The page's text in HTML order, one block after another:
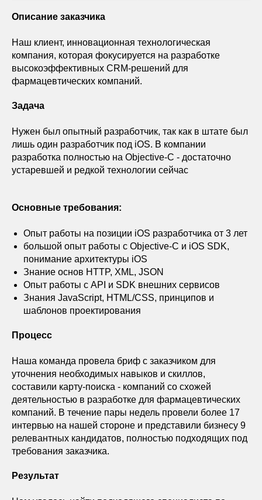
Описание заказчика
Наш клиент, инновационная технологическая
компания, которая фокусируется на разработке
высокоэффективных CRM-решений для
фармацевтических компаний.
Задача
Нужен был опытный разработчик, так как в штате был
лишь один разработчик под iOS. В компании
разработка полностью на Objective-C - достаточно
устаревшей и редкой технологии сейчас
Основные требования:
Опыт работы на позиции iOS разработчика от 3 лет
большой опыт работы с Objective-C и iOS SDK,
понимание архитектуры iOS
Знание основ HTTP, XML, JSON
Опыт работы с API и SDK внешних сервисов
Знания JavaScript, HTML/CSS, принципов и
шаблонов проектирования
Процесс
Наша команда провела бриф с заказчиком для
уточнения необходимых навыков и скиллов,
составили карту-поиска - компаний со схожей
деятельностью в разработке для фармацевтических
компаний. В течение пары недель провели более 17
интервью на нашей стороне и представили бизнесу 9
релевантных кандидатов, полностью подходящих под
требования заказчика.
Результат